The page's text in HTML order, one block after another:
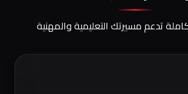
تدعم مسيرتك التعليمية والمهنية